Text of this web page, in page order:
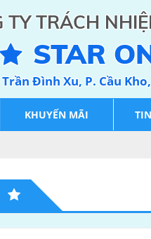
TY TRÁCH
STAR
Đình Xu, P. Cầu
KHUYẾN MÃI